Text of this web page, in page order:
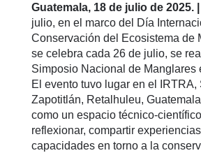
Guatemala, 18 de julio de 2025. |
julio, en el marco del Día
Conservación del Ecosistema de
se celebra cada 26 de julio, se
Simposio Nacional de Manglares
El evento tuvo lugar en el IRTRA,
Zapotitlán, Retalhuleu,
como un espacio técnico-
reflexionar, compartir
capacidades en torno a la